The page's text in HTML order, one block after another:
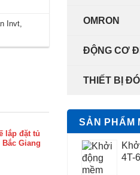
Invt
lắp đặt tủ
Giang
OMRON
ĐỘNG CƠ
THIẾT BỊ
SẢN PHẨM
4T-